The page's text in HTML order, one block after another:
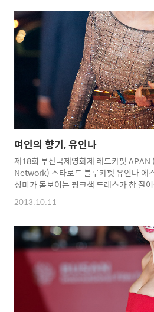
여인의 향기, 유인나
제18회 부산국제영화제 레드카펫
Network) 스타로드 블루카펫 유인나 에
성미가 돋보이는 핑크색 드레스가 참 잘
엽고 매력적인데...여기에 여성미까지
toodur2 All pictures cannot be
be copied without permission.
2013.10.11